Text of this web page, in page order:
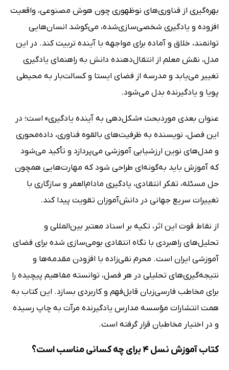
بهره‌گیری از فناوری‌های نوظهوری چون هوش مصنوعی، واقعیت
افزوده و یادگیری شخصی‌سازی‌شده، می‌کوشد انسان‌هایی
توانمند، خلاق و آماده برای مواجهه با آینده تربیت کند. در این
مدل، نقش معلم از انتقال‌دهنده دانش به راهنمای یادگیری
تغییر می‌یابد و مدرسه از فضای ایستا و کسالت‌بار به محیطی
پویا و یادگیرنده بدل می‌شود.
عنوان بعدی موردبحث «شکل‌دهی به آینده یادگیری» است؛ در
این فصل، نویسنده به ظرفیت‌های بالقوه فناوری، داده‌محوری
و مدل‌های نوین ارزشیابی آموزشی می‌پردازد و تأکید می‌شود
که آموزش باید به‌گونه‌ای طراحی شود که مهارت‌هایی همچون
حل مسئله، تفکر انتقادی، یادگیری مادام‌العمر و سازگاری با
تغییرات سریع جهانی در دانش‌آموزان تقویت پیدا کند.
از نقاط قوت این اثر، تکیه بر اسناد معتبر بین‌المللی و
تحلیل‌های راهبردی با نگاه انتقادی بومی‌سازی شده برای فضای
آموزشی ایران است. محرم نقی‌زاده با افزودن مقدمه‌ها و
نتیجه‌گیری‌های تحلیلی در هر فصل، توانسته مفاهیم پیچیده را
برای مخاطب فارسی‌زبان قابل‌فهم و کاربردی بسازد. این کتاب به
همت انتشارات مؤسسه مدارس یادگیرنده مرآت به چاپ رسیده
و در اختیار مخاطبان قرار گرفته است.
کتاب آموزش نسل 4 برای چه کسانی مناسب است؟